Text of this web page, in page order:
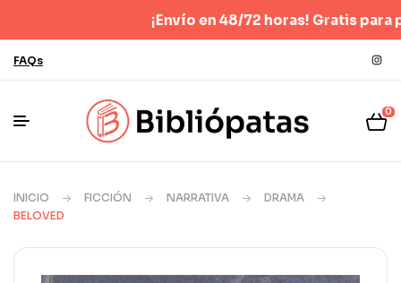
¡Envío en 48/72 horas! Gratis para
FAQs
0
INICIO FICCIÓN NARRATIVA
DRAMA
BELOVED